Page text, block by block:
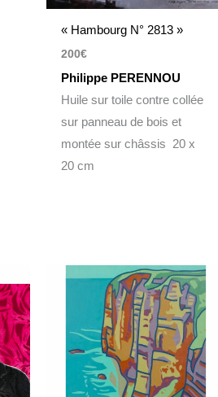
« Hambourg N° 2813 »
200€
Philippe PERENNOU
Huile sur toile contre collée
sur panneau de bois et
montée sur châssis 20 x
20 cm